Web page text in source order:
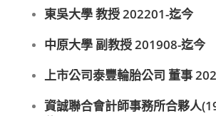
東吳大學 教授 202201-迄今
中原大學 副教授 201908-迄今
上市公司泰豐輪胎公司 董事
資誠聯合會計師事務所合夥人